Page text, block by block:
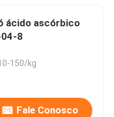
ácido ascórbico
8
150/kg
Fale Conosco